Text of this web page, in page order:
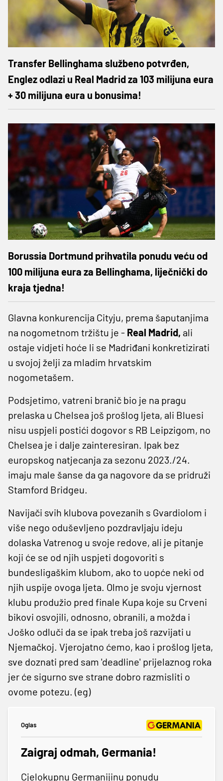
Transfer Bellinghama službeno potvrđen,
Englez odlazi u Real Madrid za 103 milijuna eura
+ 30 milijuna eura u bonusima!
Borussia Dortmund prihvatila ponudu veću od
100 milijuna eura za Bellinghama, liječnički do
kraja tjedna!
Glavna konkurencija Cityju, prema šaputanjima
na nogometnom tržištu je - Real Madrid, ali
ostaje vidjeti hoće li se Madriđani konkretizirati
u svojoj želji za mladim hrvatskim
nogometašem.
Podsjetimo, vatreni branič bio je na pragu
prelaska u Chelsea još prošlog ljeta, ali Bluesi
nisu uspjeli postići dogovor s RB Leipzigom, no
Chelsea je i dalje zainteresiran. Ipak bez
europskog natjecanja za sezonu 2023./24.
imaju male šanse da ga nagovore da se pridruži
Stamford Bridgeu.
Navijači svih klubova povezanih s Gvardiolom i
više nego oduševljeno pozdravljaju ideju
dolaska Vatrenog u svoje redove, ali je pitanje
koji će se od njih uspjeti dogovoriti s
bundesligaškim klubom, ako to uopće neki od
njih uspije ovoga ljeta. Olmo je svoju vjernost
klubu produžio pred finale Kupa koje su Crveni
bikovi osvojili, odnosno, obranili, a možda i
Joško odluči da se ipak treba još razvijati u
Njemačkoj. Vjerojatno ćemo, kao i prošlog ljeta,
sve doznati pred sam 'deadline' prijelaznog roka
jer će sigurno sve strane dobro razmisliti o
ovome potezu. (eg)
Oglas
Zaigraj odmah, Germania!
Cjelokupnu Germanijinu ponudu